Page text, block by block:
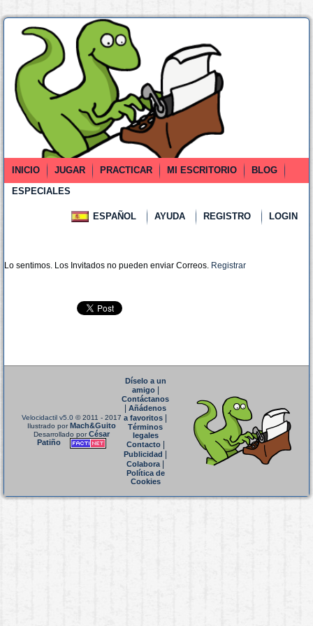
INICIO JUGAR PRACTICAR MI ESCRITORIO
BLOG
ESPECIALES
ESPAÑOL AYUDA REGISTRO LOGIN
Lo sentimos. Los Invitados no pueden enviar Correos. Registrar
Velocidactil v5.0 © 2011 - 2017
Ilustrado porMach&Guito
Desarrollado porCésar
Patiño
Díselo a un
amigo|
Contáctanos
Añádenos
a favoritos
Términos
legales
Contacto|
Publicidad
Colabora|
Política de
Cookies